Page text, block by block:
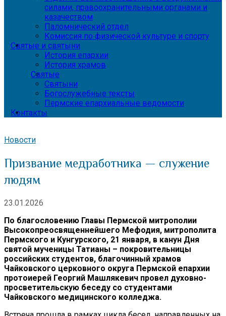
силами, правоохранительными органами и
казачеством
Паломнический отдел
Комиссия по физической культуре и спорту
Святые и святыни
История епархии
История храмов
Святые
Святыни
Богослужебные тексты
Пермские епархиальные ведомости
Контакты
Новости
Призвание медработника — служение
людям
23.01.2026
По благословению Главы Пермской митрополии
Высокопреосвященнейшего Мефодия, митрополита
Пермского и Кунгурского, 21 января, в канун Дня
святой мученицы Татианы – покровительницы
российских студентов, благочинный храмов
Чайковского церковного округа Пермской епархии
протоиерей Георгий Машлякевич провел духовно-
просветительскую беседу со студентами
Чайковского медицинского колледжа.